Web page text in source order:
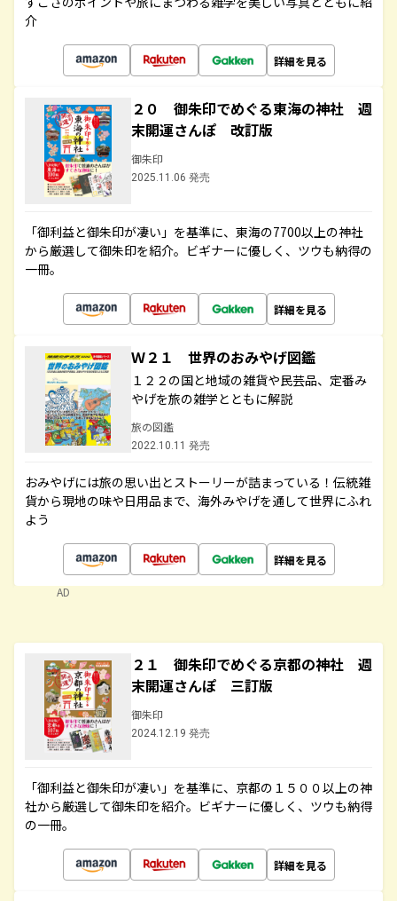
介
詳細を見る
２０ 御朱印でめぐる東海の神社 週
末開運さんぽ 改訂版
御朱印
2025.11.06 発売
「御利益と御朱印が凄い」を基準に、東海の7700以上の神社
から厳選して御朱印を紹介。ビギナーに優しく、ツウも納得の
一冊。
詳細を見る
Ｗ２１ 世界のおみやげ図鑑
１２２の国と地域の雑貨や民芸品、定番み
やげを旅の雑学とともに解説
旅の図鑑
2022.10.11 発売
おみやげには旅の思い出とストーリーが詰まっている！伝統雑
貨から現地の味や日用品まで、海外みやげを通して世界にふれ
よう
詳細を見る
AD
２１ 御朱印でめぐる京都の神社 週
末開運さんぽ 三訂版
御朱印
2024.12.19 発売
「御利益と御朱印が凄い」を基準に、京都の１５００以上の神
社から厳選して御朱印を紹介。ビギナーに優しく、ツウも納得
の一冊。
詳細を見る